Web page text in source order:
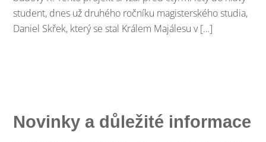
student, dnes už druhého ročníku magisterského studia,
Daniel Skřek, který se stal Králem Majálesu v […]
Novinky a důležité informace